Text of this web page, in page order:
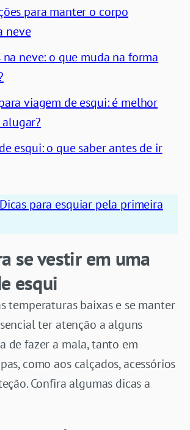
para manter o corpo
neve
na neve: o que muda na forma
viagem de esqui: é melhor
esqui: o que saber antes de ir
Dicas para esquiar pela primeira
se vestir em uma
esqui
temperaturas baixas e se manter
ter atenção a alguns
de fazer a mala, tanto em
como aos calçados, acessórios
Confira algumas dicas a